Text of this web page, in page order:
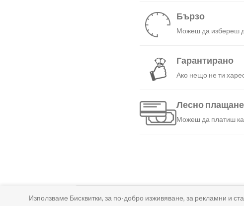
Бързо
Можеш да избереш
Гарантирано
Ако нещо не ти
Лесно плащане
Можеш да платиш
КОЛКО ВРЕМЕ ОТНЕМА ДОСТАВКАТА?
Използваме Бисквитки, за по-добро изживяване, за рекламни и